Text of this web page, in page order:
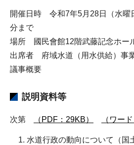
開催日時 令和7年5月28日（水曜
分まで
場所 國民會館12階武藤記念ホー
出席者 府域水道（用水供給）事
議事概要
説明資料等
次第 （PDF：29KB） （ワー
水道行政の動向について（国